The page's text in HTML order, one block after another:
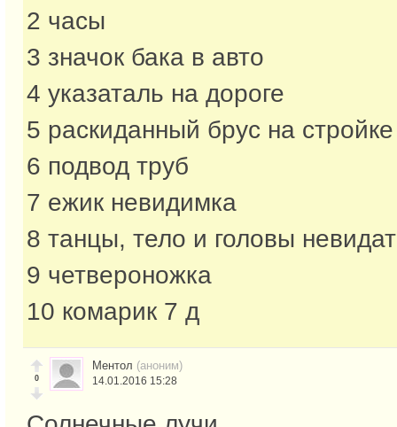
2 часы
3 значок бака в авто
4 указаталь на дороге
5 раскиданный брус на стройке
6 подвод труб
7 ежик невидимка
8 танцы, тело и головы
9 четвероножка
10 комарик 7 д
0
Ментол (аноним)
14.01.2016 15:28